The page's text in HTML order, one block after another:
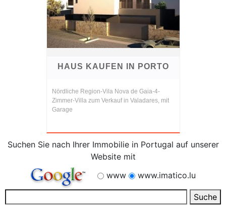
HAUS KAUFEN IN PORTO
Nördliche Region-Vila Nova de Gaia-4-
Zimmer-Villa zum Verkauf in Valadares, mit
Garage
Suchen Sie nach Ihrer Immobilie in Portugal auf unserer
Website mit
www
www.imatico.lu